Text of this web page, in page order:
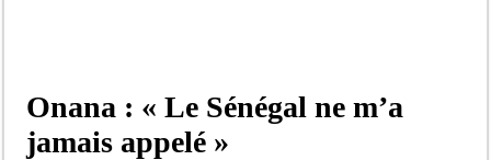
Onana : « Le Sénégal ne m’a
jamais appelé »